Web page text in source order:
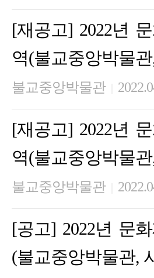
[재공고] 2022년
역(불교중앙박물
불교중앙박물관
[재공고] 2022년
역(불교중앙박물
불교중앙박물관
[공고] 2022년 문
(불교중앙박물관,